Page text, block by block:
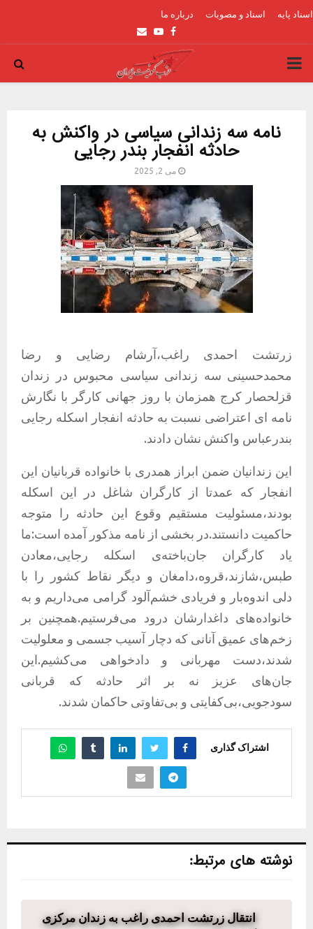
اسناد پایه اسناد و مصوبات درباره ما
Facebook
Youtube
Email
PRIMARY
نامه سه زندانی سیاسی در واکنش به
حادثه انفجار بندر رجایی
می 2, 2025
زرتشت احمدی راغب،آرشام رضایی و رضا
محمدحسینی سه زندانی سیاسی محبوس در زندان
قزلحصار کرج همزمان با روز جهانی کارگر با نگارش
نامه ای اعتراضی نسبت به حادثه انفجار اسکله رجایی
بندرعباس واکنش نشان دادند.
این زندانیان ضمن ابراز همدری با خانواده قربانیان این
انفجار که عمدتا از کارگران شاغل در این اسکله
بودند،مسئولیت مستقیم وقوع این حادثه را متوجه
حاکمیت دانستند.در بخشی از نامه مذکور آمده است:ما
یاد کارگران جان‌باخته‌ی اسکله رجایی،معادن
طبس،شازند،قروه،دامغان و دیگر نقاط کشور را با
دلی اندوه‌بار و فریادی خشم‌آلود گرامی می‌داریم و به
خانواده‌های داغدارشان درود می‌فرستیم.همچنین بر
زخم‌های عمیق آنانی که دچار آسیب‌ جسمی و معلولیت
شدند،دست مهربانی و دادخواهی می‌کشیم.این
جان‌های عزیز نه بر اثر حادثه که قربانی
سودجویی،بی‌کفایتی و بی‌تفاوتی حاکمان شدند.
اشتراک گذاری
نوشته های مرتبط:
انتقال زرتشت احمدی راغب به زندان مرکزی